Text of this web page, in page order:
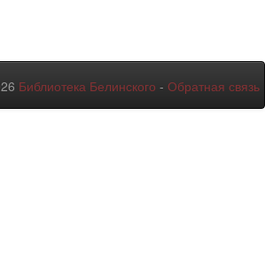
Библиотека Белинского - Обратная связь